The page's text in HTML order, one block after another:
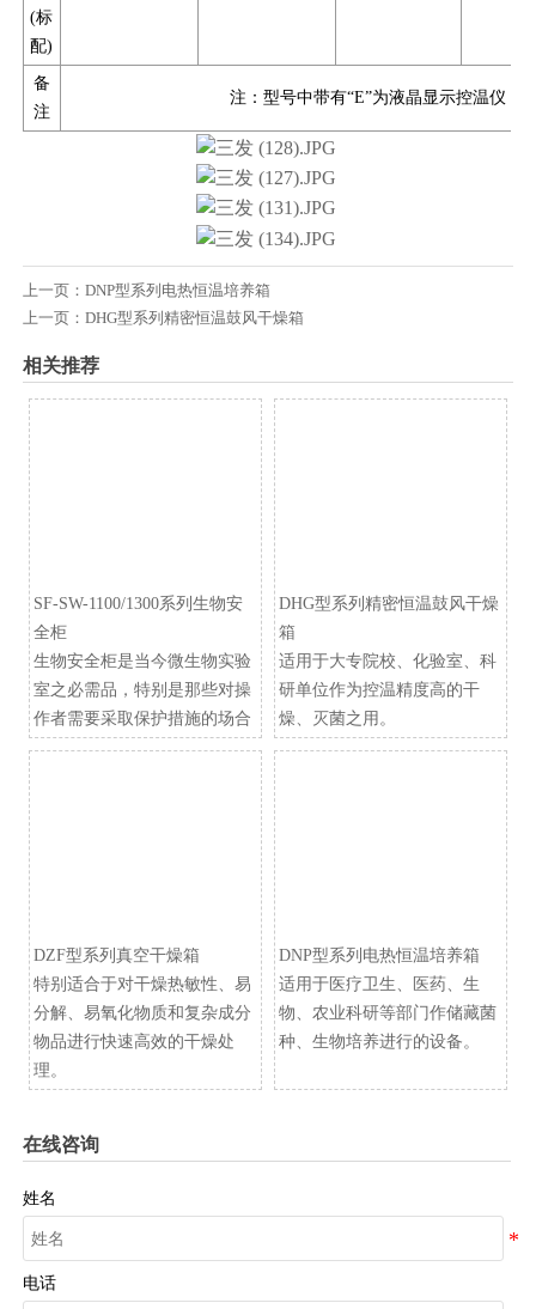
(标
配)
备
注
注：型号中带有“E”为液晶显示控温仪，
上一页： ​DNP型系列电热恒温培养箱
上一页： DHG型系列精密恒温鼓风干燥箱
相关推荐
SF-SW-1100/1300系列生物安
全柜
生物安全柜是当今微生物实验
室之必需品，特别是那些对操
作者需要采取保护措施的场合
DHG型系列精密恒温鼓风干燥
箱
适用于大专院校、化验室、科
研单位作为控温精度高的干
燥、灭菌之用。
DZF型系列真空干燥箱
特别适合于对干燥热敏性、易
分解、易氧化物质和复杂成分
物品进行快速高效的干燥处
理。
​DNP型系列电热恒温培养箱
适用于医疗卫生、医药、生
物、农业科研等部门作储藏菌
种、生物培养进行的设备。
在线咨询
姓名
电话